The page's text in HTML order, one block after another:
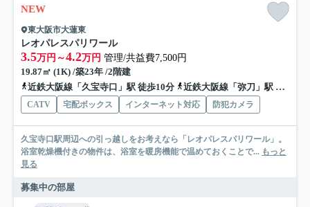
NEW
東大阪市大蓮東
レオパレスパリワール
3.5万円～4.2万円 管理/共益費7,500円
19.87㎡ (1K) /築23年 /2階建
近鉄大阪線「久宝寺口」駅 徒歩10分
近鉄大阪線「弥刀」駅 徒歩11分
CATV 宅配ボックス インターネット対応 防犯カメラ
久宝寺口駅周辺への引っ越しをお考えなら「レオパレスパリワール」。
浴室乾燥機付きの物件は、浴室を暖房機能で温めておくことで... もっと
見る
募集中の部屋